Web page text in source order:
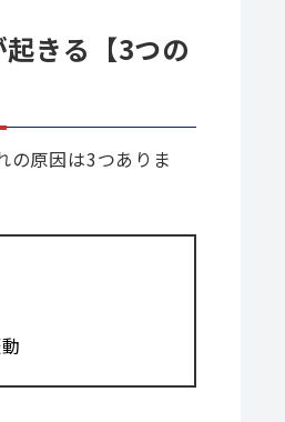
きる【3つの
の原因は3つありま